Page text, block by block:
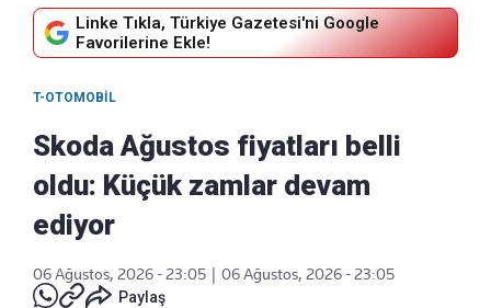
Linke Tıkla, Türkiye Gazetesi'ni Google
Favorilerine Ekle!
T-OTOMOBIL
Skoda Ağustos fiyatları belli
oldu: Küçük zamlar devam
ediyor
06 Ağustos, 2026 - 23:05
06 Ağustos, 2026 - 23:05
Paylaş